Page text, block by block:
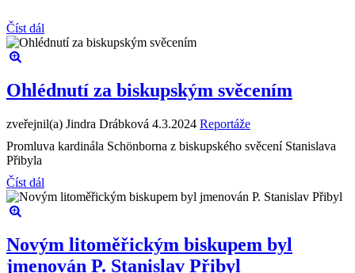
Číst dál
Ohlédnutí za biskupským svěcením
zveřejnil(a) Jindra Drábková 4.3.2024 Reportáže
Promluva kardinála Schönborna z biskupského svěcení Stanislava
Přibyla
Číst dál
Novým litoměřickým biskupem byl
jmenován P. Stanislav Přibyl